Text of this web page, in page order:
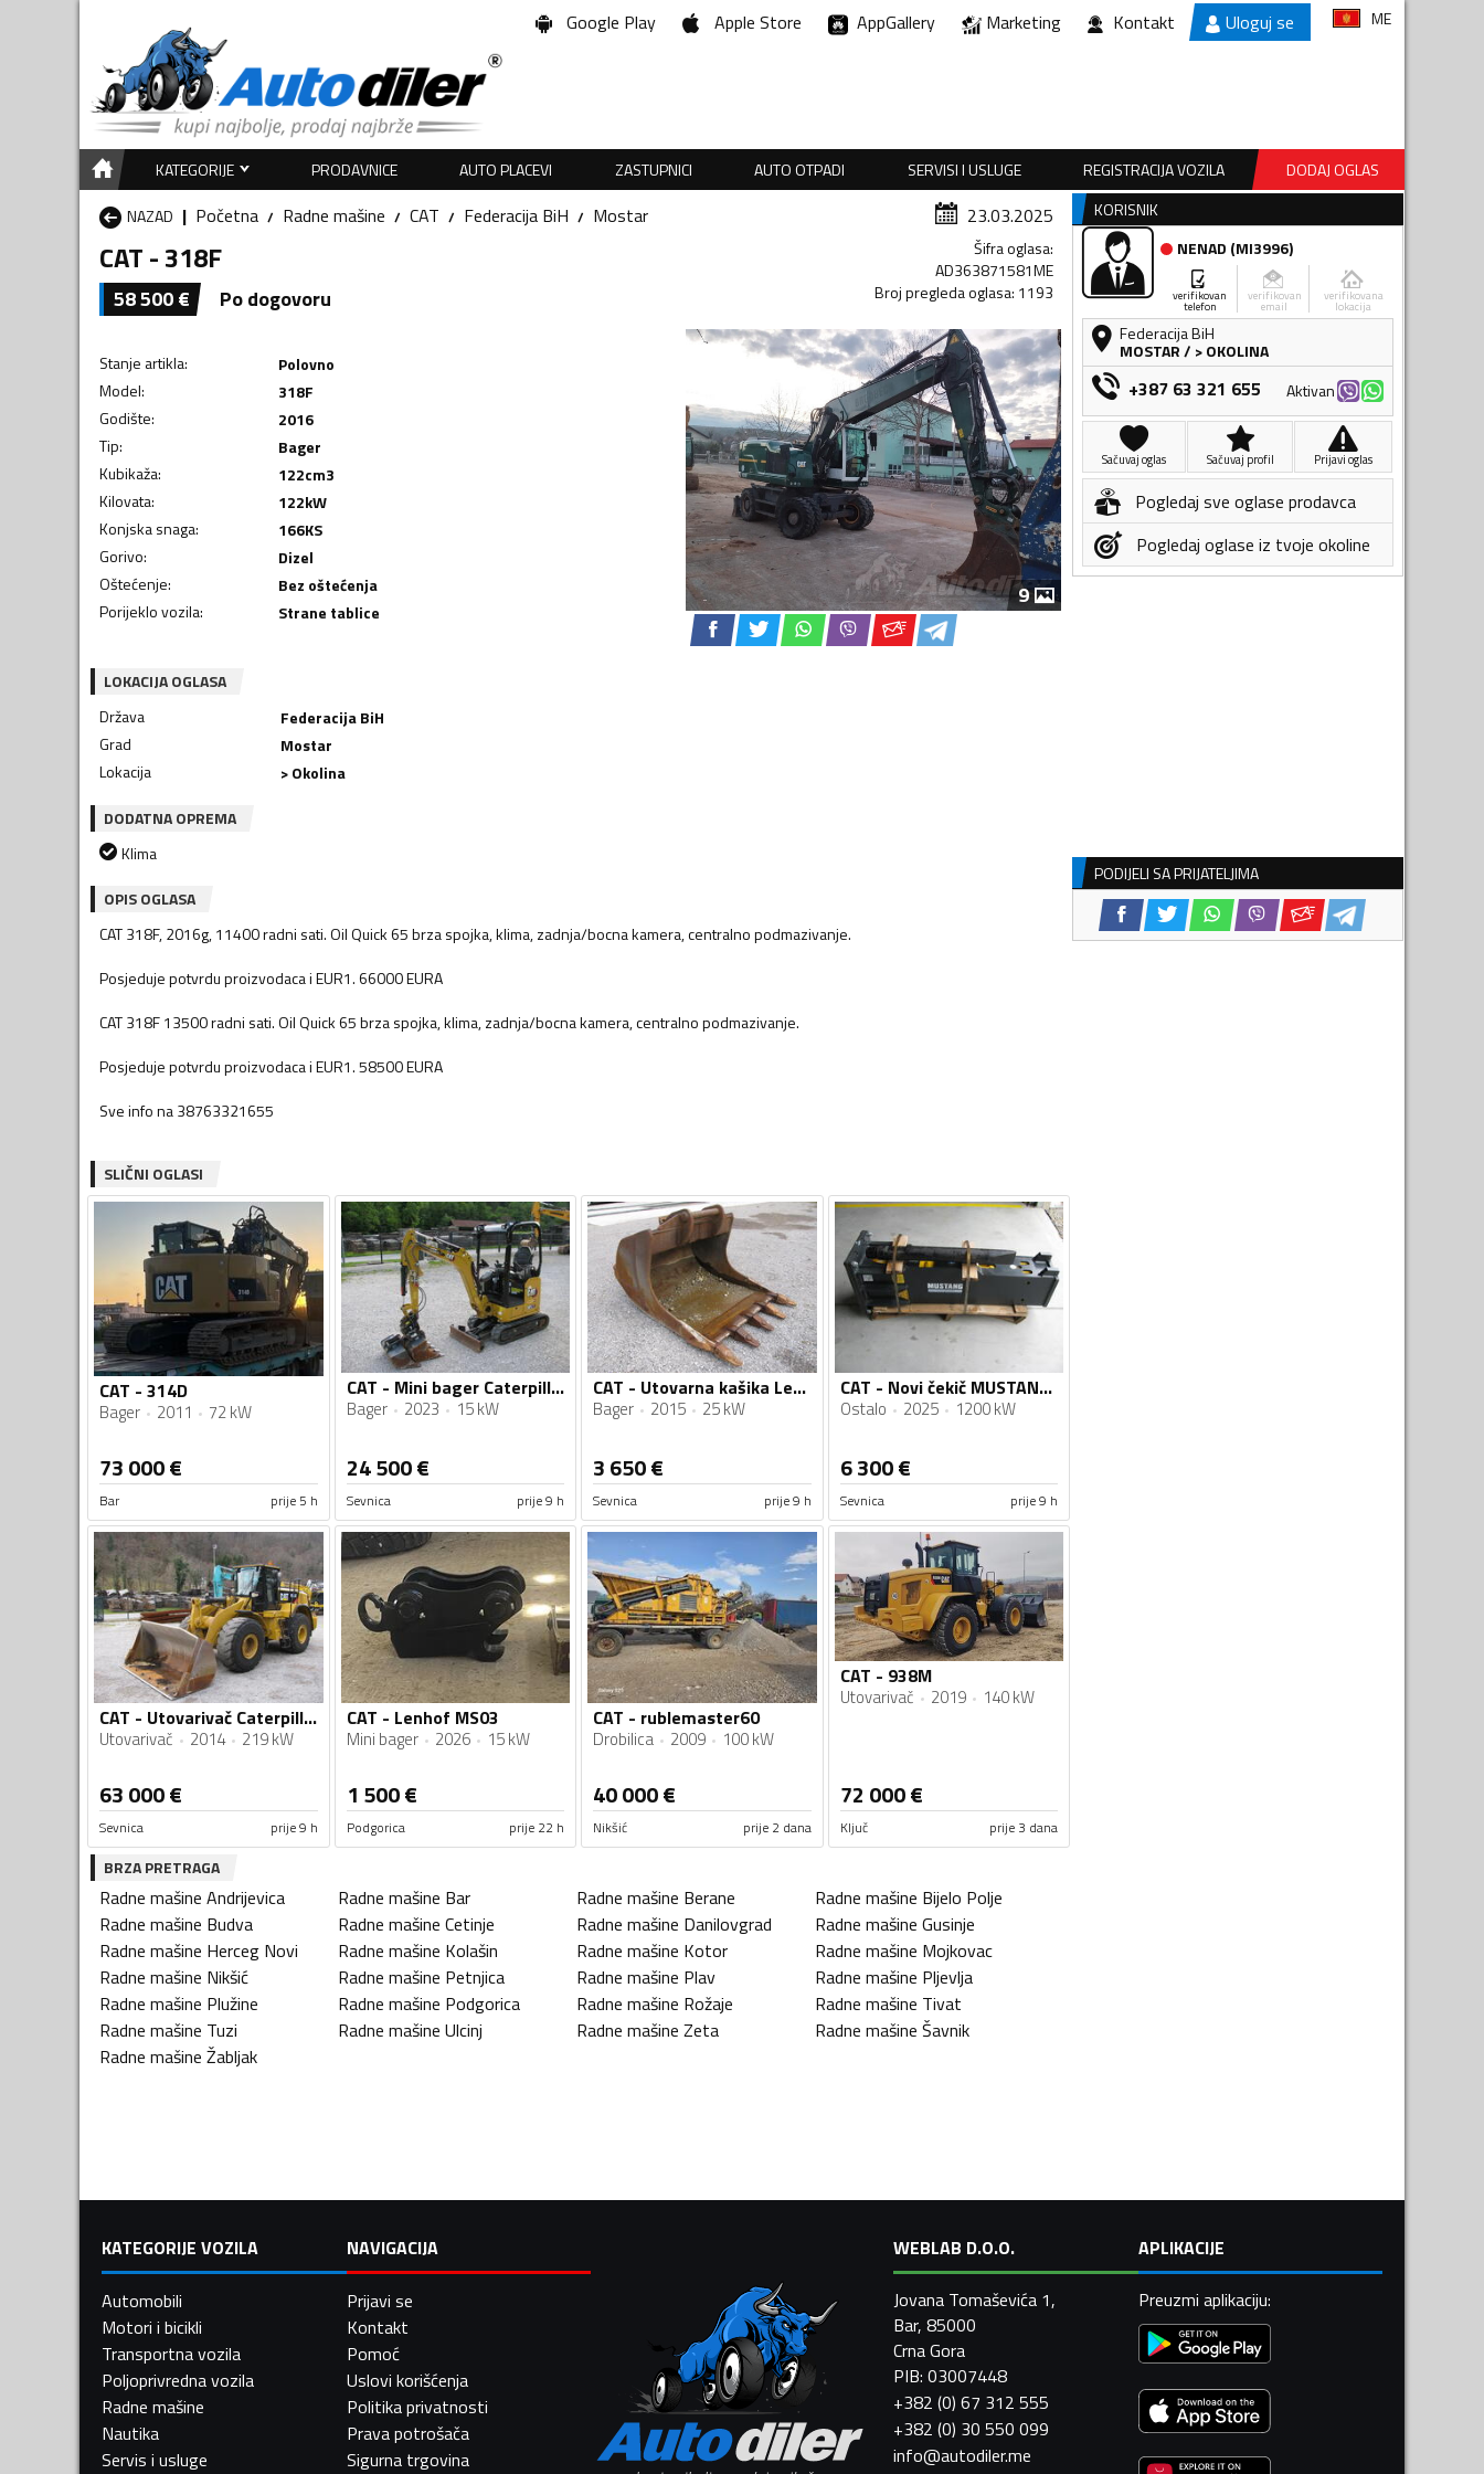
Google Play Apple Store AppGallery Marketing Kontakt Uloguj se ME
KATEGORIJE PRODAVNICE AUTO PLACEVI ZASTUPNICI AUTO OTPADI SERVISI I USLUGE REGISTRACIJA VOZILA
DODAJ OGLAS
NAZAD
Početna Radne mašine CAT Federacija BiH Mostar 23.03.2025
CAT - 318F
58 500€ Po dogovoru
Šifra oglasa:
AD363871581ME
Broj pregleda oglasa: 1193
Stanje artikla:
Polovno
Model:
318F
Godište:
2016
Tip:
Bager
Kubikaža: 122cm3
Kilovata: 122kW
Konjska snaga: 166KS
Gorivo:
Dizel
Oštećenje:
Bez oštećenja
Porijeklo vozila: Strane tablice
9
LOKACIJA OGLASA
Država
Federacija BiH
Grad
Mostar
Lokacija
> Okolina
DODATNA OPREMA
Klima
OPIS OGLASA
CAT 318F, 2016g, 11400 radni sati. Oil Quick 65 brza spojka, klima, zadnja/bocna kamera, centralno podmazivanje.
Posjeduje potvrdu proizvodaca i EUR1. 66000 EURA
CAT 318F 13500 radni sati. Oil Quick 65 brza spojka, klima, zadnja/bocna kamera, centralno podmazivanje.
Posjeduje potvrdu proizvodaca i EUR1. 58500 EURA
Sve info na 38763321655
SLIČNI OGLASI
CAT - 314D
Bager 2011 72 kW
73 000€
Bar prije 5 h
CAT - Mini bager Caterpillar 301.7CR POWERTILLT 2 kašike 450 sati
Bager 2023 15 kW
24 500€
Sevnica prije 9 h
CAT - Utovarna kašika Lehnhoff MS25
Bager 2015 25 kW
3 650€
Sevnica prije 9 h
CAT - Novi čekič MUSTANG HM1302
Ostalo 2025 1200 kW
6 300€
Sevnica prije 9 h
CAT - Utovarivač Caterpillar 966K TOP stanje
Utovarivač 2014 219 kW
63 000€
Sevnica prije 9 h
CAT - Lenhof MS03
Mini bager 2026 15 kW
1 500€
Podgorica prije 22 h
CAT - rublemaster60
Drobilica 2009 100 kW
40 000€
Nikšić prije 2 dana
CAT - 938M
Utovarivač 2019 140 kW
72 000€
Ključ prije 3 dana
BRZA PRETRAGA
Radne mašine Andrijevica Radne mašine Bar Radne mašine Berane Radne mašine Bijelo Polje
Radne mašine Budva Radne mašine Cetinje Radne mašine Danilovgrad Radne mašine Gusinje
Radne mašine Herceg Novi Radne mašine Kolašin Radne mašine Kotor Radne mašine Mojkovac
Radne mašine Nikšić Radne mašine Petnjica Radne mašine Plav Radne mašine Pljevlja
Radne mašine Plužine Radne mašine Podgorica Radne mašine Rožaje Radne mašine Tivat
Radne mašine Tuzi Radne mašine Ulcinj Radne mašine Zeta Radne mašine Šavnik
Radne mašine Žabljak
KORISNIK
NENAD (MI3996)
verifikovan
telefon
verifikovan
email
verifikovana
lokacija
Federacija BiH
MOSTAR/ > OKOLINA
+387 63 321 655 Aktivan
Sačuvaj oglas Sačuvaj profil Prijavi oglas
Pogledaj sve oglase prodavca
Pogledaj oglase iz tvoje okoline
PODIJELI SA PRIJATELJIMA
KATEGORIJE VOZILA
Automobili
Motori i bicikli
Transportna vozila
Poljoprivredna vozila
Radne mašine
Nautika
Servis i usluge
NAVIGACIJA
Prijavi se
Kontakt
Pomoć
Uslovi korišćenja
Politika privatnosti
Prava potrošača
Sigurna trgovina
WEBLAB D.O.O.
Jovana Tomaševića 1,
Bar, 85000
Crna Gora
PIB: 03007448
+382 (0) 67 312 555
+382 (0) 30 550 099
info@autodiler.me
APLIKACIJE
Preuzmi aplikaciju: